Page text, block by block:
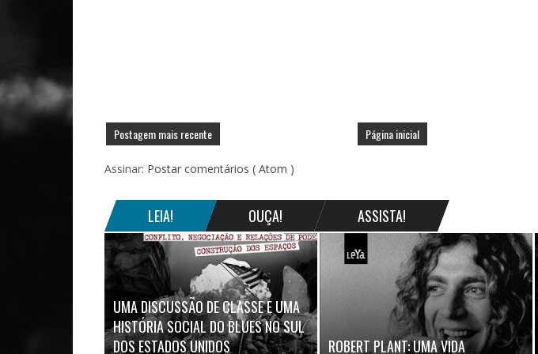
Postagem mais recente Página inicial
Assinar: Postar comentários ( Atom )
LEIA! OUÇA! ASSISTA!
UMA DISCUSSÃO DE CLASSE E UMA
HISTÓRIA SOCIAL DO BLUES NO SUL
DOS ESTADOS UNIDOS
ROBERT PLANT: UMA VIDA